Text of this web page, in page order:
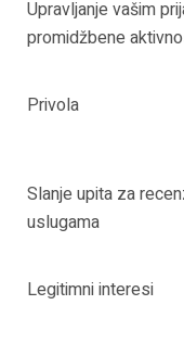
Upravljanje vašim
promidžbene
Privola
Slanje upita za
uslugama
Legitimni interesi